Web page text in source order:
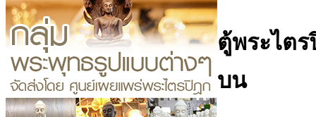
ตู้พระไต
บน